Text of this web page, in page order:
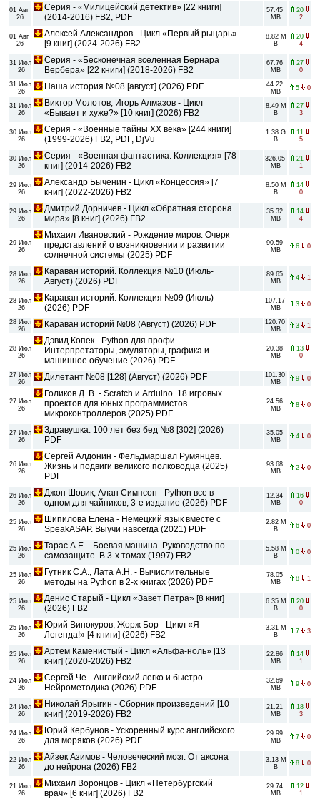
01 Авг
26
Серия - «Милицейский детектив» [22 книги]
(2014-2016) FB2, PDF
57.45
MB
20
2
01 Авг
26
Алексей Александров - Цикл «Первый рыцарь»
[9 книг] (2024-2026) FB2
8.82 M
B
20
4
31 Июл
26
Серия - «Бесконечная вселенная Бернара
Вербера» [22 книги] (2018-2026) FB2
67.76
MB
27
0
31 Июл
26
Наша история №08 [август] (2026) PDF
44.22
MB
5 0
31 Июл
26
Виктор Молотов, Игорь Алмазов - Цикл
«Бывает и хуже?» [10 книг] (2026) FB2
8.49 M
B
27
3
30 Июл
26
Серия - «Военные тайны ХХ века» [244 книги]
(1999-2026) FB2, PDF, DjVu
1.38 G
B
11
5
30 Июл
26
Серия - «Военная фантастика. Коллекция» [78
книг] (2014-2026) FB2
326.05
MB
21
1
29 Июл
26
Александр Быченин - Цикл «Концессия» [7
книг] (2022-2026) FB2
8.50 M
B
14
0
29 Июл
26
Дмитрий Дорничев - Цикл «Обратная сторона
мира» [8 книг] (2026) FB2
35.32
MB
14
4
29 Июл
26
Михаил Ивановский - Рождение миров. Очерк
представлений о возникновении и развитии
солнечной системы (2025) PDF
90.59
MB
6 0
28 Июл
26
Караван историй. Коллекция №10 (Июль-
Август) (2026) PDF
89.65
MB
4 1
28 Июл
26
Караван историй. Коллекция №09 (Июль)
(2026) PDF
107.17
MB
3 0
28 Июл
26
Караван историй №08 (Август) (2026) PDF
120.70
MB
3 1
28 Июл
26
Дэвид Копек - Python для профи.
Интерпретаторы, эмуляторы, графика и
машинное обучение (2026) PDF
20.38
MB
13
0
27 Июл
26
Дилетант №08 [128] (Август) (2026) PDF
101.30
MB
9 0
27 Июл
26
Голиков Д. В. - Scratch и Arduino. 18 игровых
проектов для юных программистов
микроконтроллеров (2025) PDF
24.56
MB
8 0
27 Июл
26
Здравушка. 100 лет без бед №8 [302] (2026)
PDF
35.05
MB
4 0
26 Июл
26
Сергей Алдонин - Фельдмаршал Румянцев.
Жизнь и подвиги великого полководца (2025)
PDF
93.68
MB
2 0
26 Июл
26
Джон Шовик, Алан Симпсон - Python все в
одном для чайников, 3-е издание (2026) PDF
12.34
MB
16
0
25 Июл
26
Шипилова Елена - Немецкий язык вместе с
SpeakASAP. Выучи навсегда (2021) PDF
2.82 M
B
6 0
25 Июл
26
Тарас А.Е. - Боевая машина. Руководство по
самозащите. В 3-х томах (1997) FB2
5.58 M
B
0 0
25 Июл
26
Гутник С.А., Лата А.Н. - Вычислительные
методы на Python в 2-х книгах (2026) PDF
78.05
MB
8 1
25 Июл
26
Денис Старый - Цикл «Завет Петра» [8 книг]
(2026) FB2
6.35 M
B
20
0
25 Июл
26
Юрий Винокуров, Жорж Бор - Цикл «Я –
Легенда!» [4 книги] (2026) FB2
3.31 M
B
7 3
25 Июл
26
Артем Каменистый - Цикл «Альфа-ноль» [13
книг] (2020-2026) FB2
22.86
MB
14
1
24 Июл
26
Сергей Че - Английский легко и быстро.
Нейрометодика (2026) PDF
32.69
MB
9 0
24 Июл
26
Николай Ярыгин - Сборник произведений [10
книг] (2019-2026) FB2
21.21
MB
18
3
24 Июл
26
Юрий Кербунов - Ускоренный курс английского
для моряков (2026) PDF
29.99
MB
7 0
22 Июл
26
Айзек Азимов - Человеческий мозг. От аксона
до нейрона (2026) FB2
3.13 M
B
8 0
21 Июл
26
Михаил Воронцов - Цикл «Петербургский
врач» [6 книг] (2026) FB2
29.74
MB
12
1